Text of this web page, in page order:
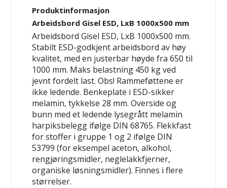
Produktinformasjon
Arbeidsbord Gisel ESD, LxB 1000x500 mm
Arbeidsbord Gisel ESD, LxB 1000x500 mm.
Stabilt ESD-godkjent arbeidsbord av høy
kvalitet, med en justerbar høyde fra 650 til
1000 mm. Maks belastning 450 kg ved
jevnt fordelt last. Obs! Rammeføttene er
ikke ledende. Benkeplate i ESD-sikker
melamin, tykkelse 28 mm. Overside og
bunn med et ledende lysegrått melamin
harpiksbelegg ifølge DIN 68765. Flekkfast
for stoffer i gruppe 1 og 2 ifølge DIN
53799 (for eksempel aceton, alkohol,
rengjøringsmidler, neglelakkfjerner,
organiske løsningsmidler). Finnes i flere
størrelser.